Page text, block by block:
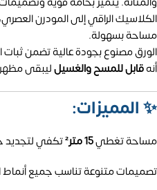
الكلاسيك الراقي إلى المودرن
مساحة بسهولة.
الورق مصنوع بجودة عالية تضمن ثبات
أنهقابل للمسح والغسيلليبقى
✨المميزات:
مساحة تغطي15 متر²
تكفي لتجديد
تصميمات متنوعة تناسب جميع أنماط